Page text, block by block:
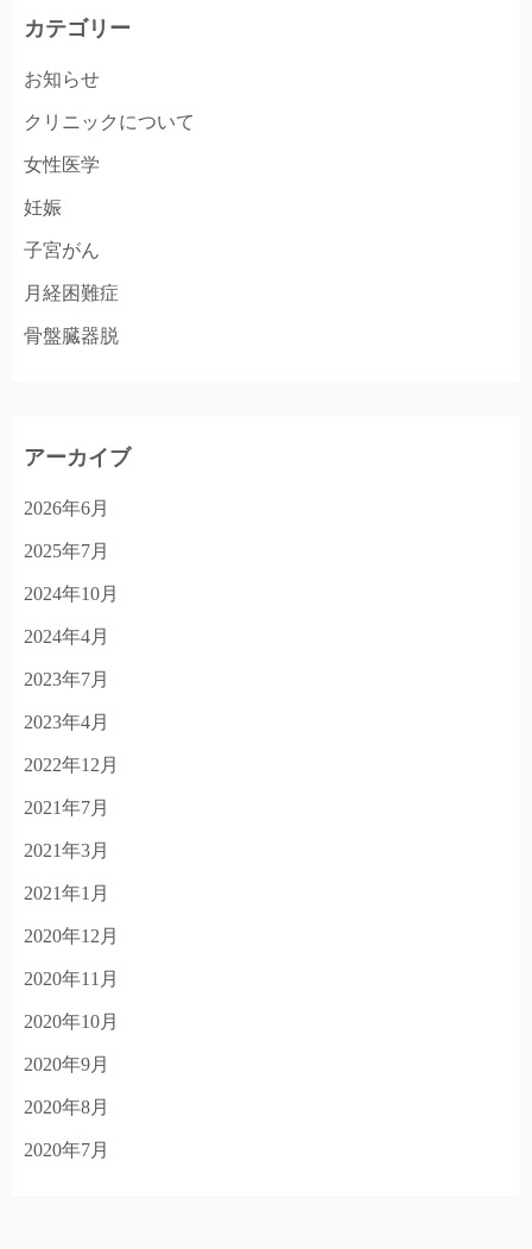
カテゴリー
お知らせ
クリニックについて
女性医学
妊娠
子宮がん
月経困難症
骨盤臓器脱
アーカイブ
2026年6月
2025年7月
2024年10月
2024年4月
2023年7月
2023年4月
2022年12月
2021年7月
2021年3月
2021年1月
2020年12月
2020年11月
2020年10月
2020年9月
2020年8月
2020年7月